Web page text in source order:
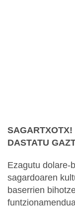
SAGARTXOTX!
DASTATU
Ezagutu dolare-
sagardoaren
baserrien